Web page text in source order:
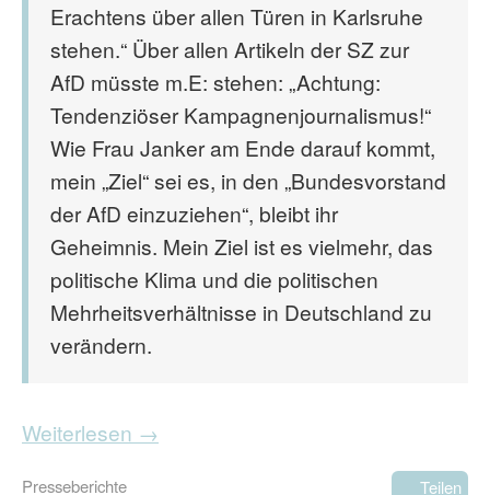
Erachtens über allen Türen in Karlsruhe
stehen.“ Über allen Artikeln der SZ zur
AfD müsste m.E: stehen: „Achtung:
Tendenziöser Kampagnenjournalismus!“
Wie Frau Janker am Ende darauf kommt,
mein „Ziel“ sei es, in den „Bundesvorstand
der AfD einzuziehen“, bleibt ihr
Geheimnis. Mein Ziel ist es vielmehr, das
politische Klima und die politischen
Mehrheitsverhältnisse in Deutschland zu
verändern.
Weiterlesen →
Presseberichte Teilen